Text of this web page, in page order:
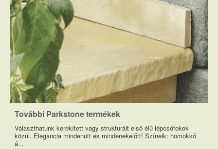
További Parkstone termékek
Választhatunk kerekített vagy strukturált első élű lépcsőfokok
közül. Elegancia mindenütt és mindenekelőtt! Színeik: homokkő
á...